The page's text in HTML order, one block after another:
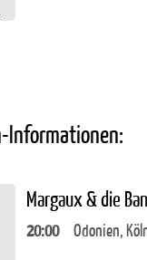
Informationen:
Margaux & die
20:00 Odonien,